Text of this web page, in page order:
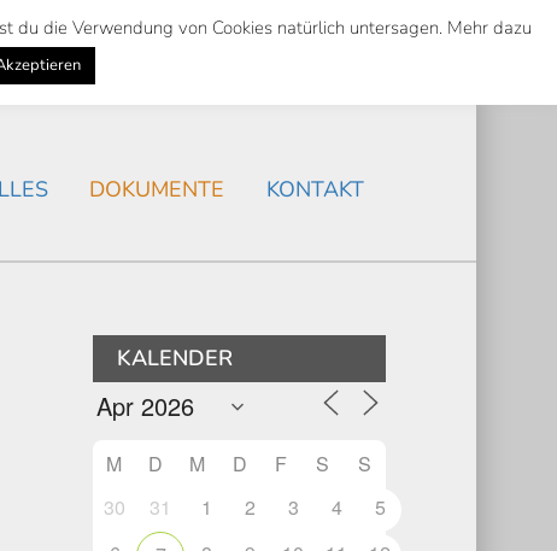
Suche
Search
AKTUELLES
DOKUMENTE KONTAKT
KALENDER
M D M D F S
S
30
31 1 2 3 4
5
die Verwendung von Cookies natürlich untersagen. Mehr dazu